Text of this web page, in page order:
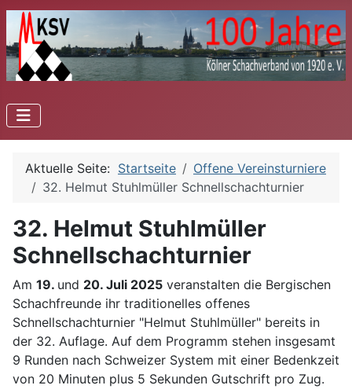
Aktuelle Seite: Startseite
Offene Vereinsturniere
32. Helmut Stuhlmüller Schnellschachturnier
32. Helmut Stuhlmüller
Schnellschachturnier
Am 19. und 20. Juli 2025 veranstalten die Bergischen
Schachfreunde ihr traditionelles offenes
Schnellschachturnier "Helmut Stuhlmüller" bereits in
der 32. Auflage. Auf dem Programm stehen insgesamt
9 Runden nach Schweizer System mit einer Bedenkzeit
von 20 Minuten plus 5 Sekunden Gutschrift pro Zug.